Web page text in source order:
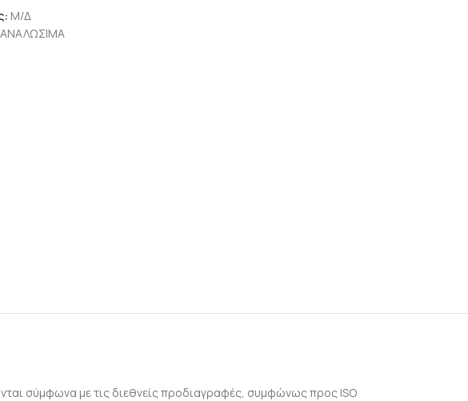
Μ/Δ
ΑΝΑΛΩΣΙΜΑ
σύμφωνα με τις διεθνείς προδιαγραφές, συμφώνως προς ISO